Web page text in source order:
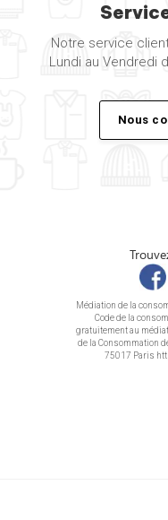
Notre service
Lundi au Vendredi
Nous
Médiation de la
Code de la
gratuitement au
de la Consommation
75017 Paris